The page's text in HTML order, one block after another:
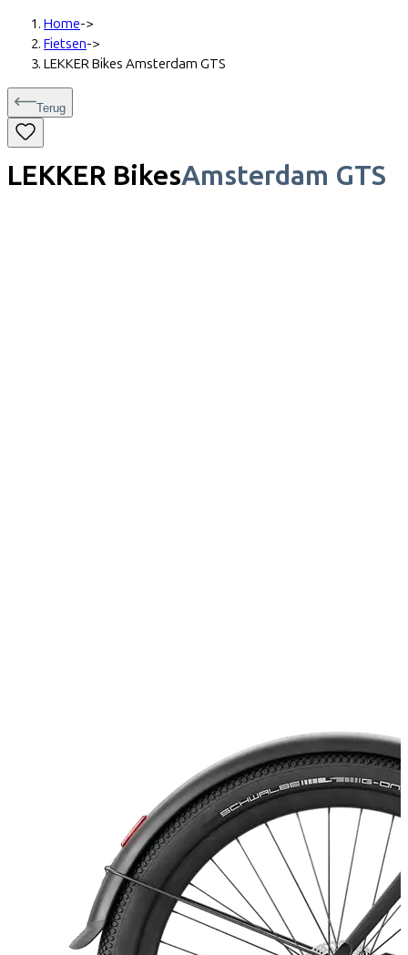
Home->
Fietsen->
LEKKER Bikes Amsterdam GTS
Terug
LEKKER BikesAmsterdam GTS